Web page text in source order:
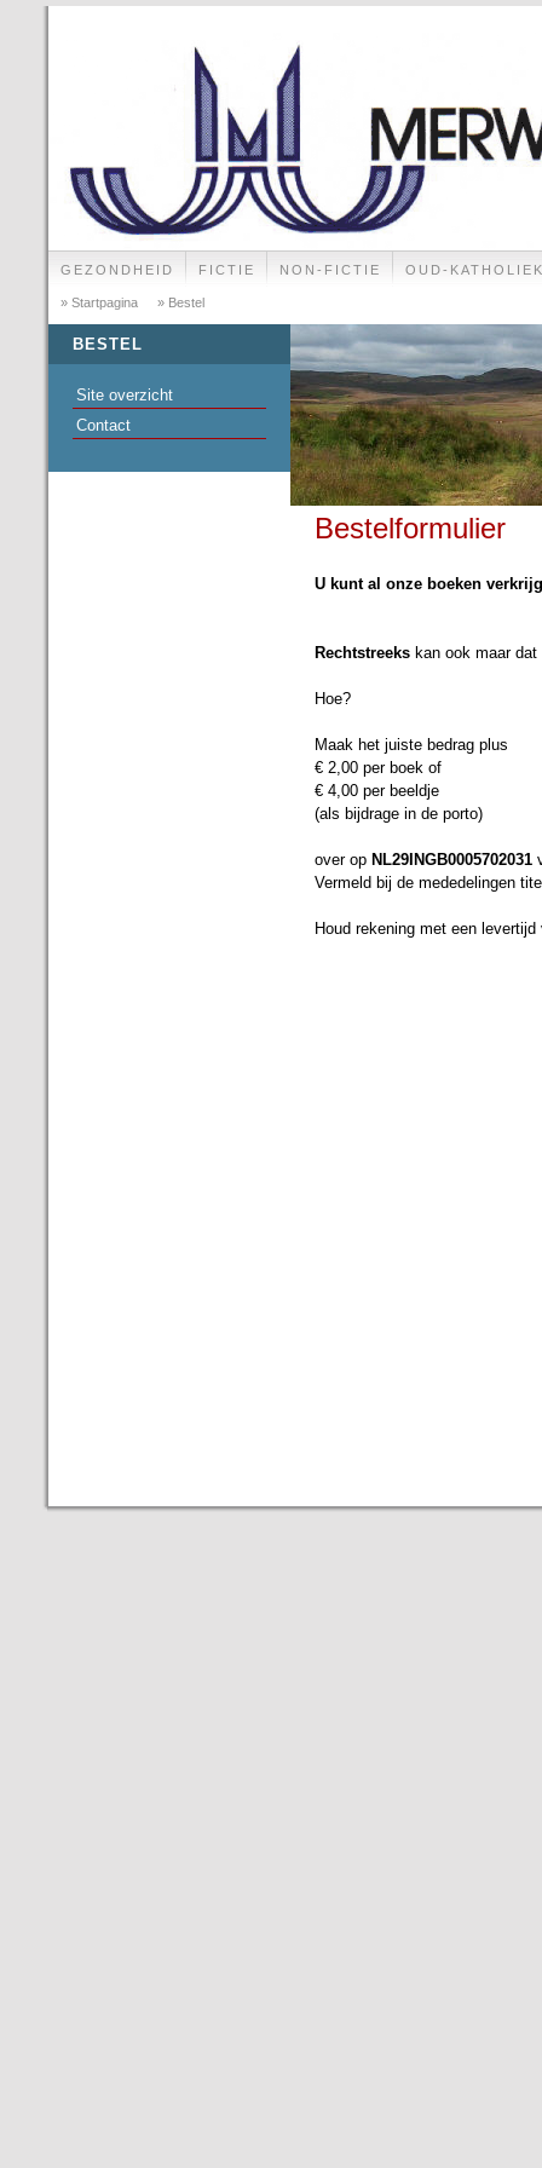
GEZONDHEID FICTIE NON-FICTIE OUD-
» Startpagina » Bestel
BESTEL
Site overzicht
Contact
Bestelformulier
U kunt al onze boeken
Rechtstreeks kan ook maar
Hoe?
Maak het juiste bedrag plus
€ 2,00 per boek of
€ 4,00 per beeldje
(als bijdrage in de porto)
over op NL29INGB0005702031
Vermeld bij de mededelingen
Houd rekening met een